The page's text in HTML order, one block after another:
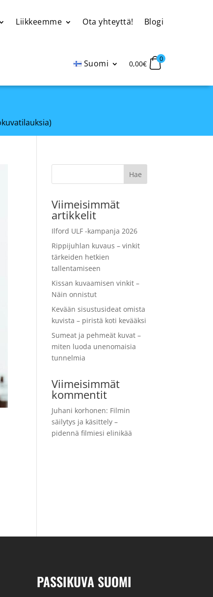
Liikkeemme Ota yhteyttä! Blogi
Suomi 0,00€
0
Viimeisimmät
artikkelit
Ilford ULF -kampanja 2026
Rippijuhlan kuvaus – vinkit
tärkeiden hetkien
tallentamiseen
Kissan kuvaamisen vinkit –
Näin onnistut
Kevään sisustusideat omista
kuvista – piristä koti kevääksi
Sumeat ja pehmeät kuvat –
miten luoda unenomaisia
tunnelmia
Viimeisimmät
kommentit
Juhani korhonen: Filmin
säilytys ja käsittely –
pidennä filmiesi elinikää
PASSIKUVA SUOMI